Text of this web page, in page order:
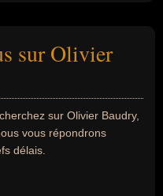
sur Olivier
sur Olivier Baudry,
vous répondrons
délais.